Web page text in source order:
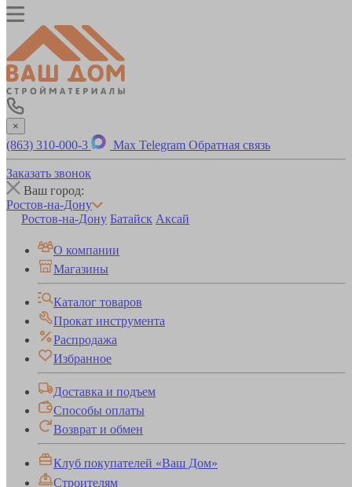
×
(863) 310-000-3 Max Telegram Обратная связь
Заказать звонок
Ваш город:
Ростов-на-Дону
Ростов-на-Дону Батайск Аксай
О компании
Магазины
Каталог товаров
Прокат инструмента
Распродажа
Избранное
Доставка и подъем
Способы оплаты
Возврат и обмен
Клуб покупателей «Ваш Дом»
Строителям